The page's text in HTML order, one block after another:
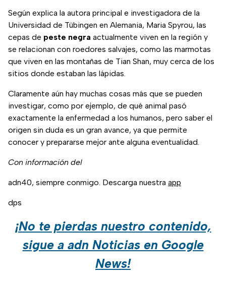
Según explica la autora principal e investigadora de la
Universidad de Tübingen en Alemania, Maria Spyrou, las
cepas de peste negra actualmente viven en la región y
se relacionan con roedores salvajes, como las marmotas
que viven en las montañas de Tian Shan, muy cerca de los
sitios donde estaban las lápidas.
Claramente aún hay muchas cosas más que se pueden
investigar, como por ejemplo, de qué animal pasó
exactamente la enfermedad a los humanos, pero saber el
origen sin duda es un gran avance, ya que permite
conocer y prepararse mejor ante alguna eventualidad.
Con información del
adn40, siempre conmigo. Descarga nuestra app
dps
¡No te pierdas nuestro contenido,
sigue a adn Noticias en Google
News!